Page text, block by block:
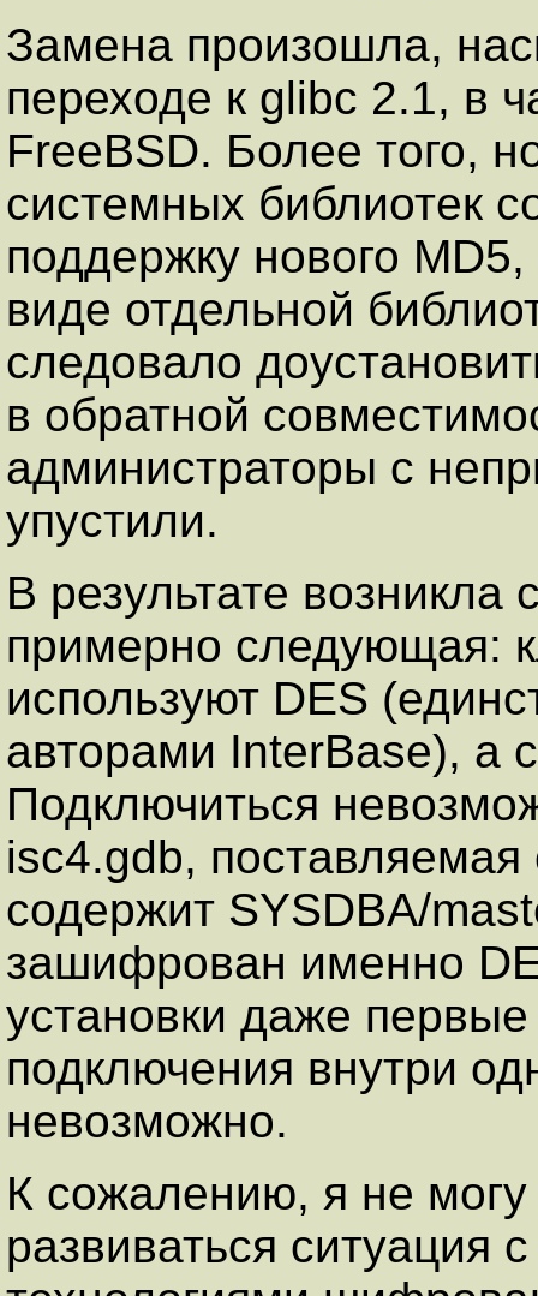
Замена произошла,
переходе к glibc 2.1, в
FreeBSD. Более того,
системных библиотек
поддержку нового
виде отдельной
следовало
в обратной
администраторы с
упустили.
В результате возникла
примерно следующая:
используют DES
авторами InterBase), а
Подключиться
isc4.gdb,
содержит SYSDBA/
зашифрован именно
установки даже
подключения внутри
невозможно.
К сожалению, я не могу
развиваться ситуация